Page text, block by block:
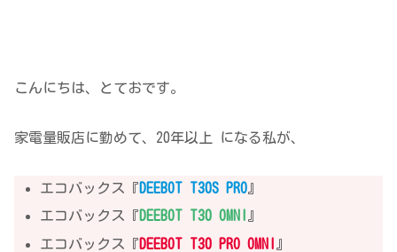
こんにちは、とておです。
家電量販店に勤めて、20年以上 になる私が、
エコバックス『DEEBOT T30S PRO』
エコバックス『DEEBOT T30 OMNI 』
エコバックス『DEEBOT T30 PRO OMNI 』